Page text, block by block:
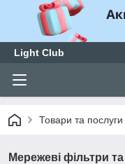
Light Club
Товари та послуги
Мережеві фільтри